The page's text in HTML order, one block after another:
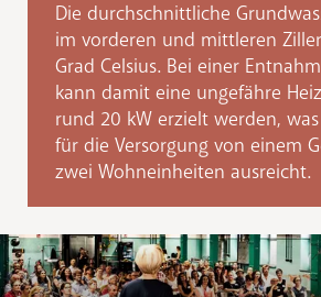
Die durchschnittliche
im vorderen und mittleren
Grad Celsius. Bei einer
kann damit eine ungefähre
rund 20 kW erzielt werden,
für die Versorgung von einem
zwei Wohneinheiten ausreicht.